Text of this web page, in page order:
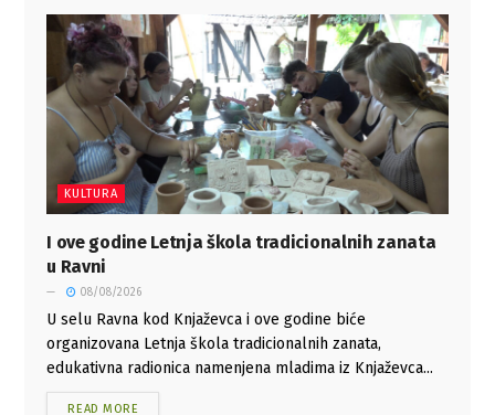
KULTURA
I ove godine Letnja škola tradicionalnih zanata
u Ravni
08/08/2026
U selu Ravna kod Knjaževca i ove godine biće
organizovana Letnja škola tradicionalnih zanata,
edukativna radionica namenjena mladima iz Knjaževca...
READ MORE